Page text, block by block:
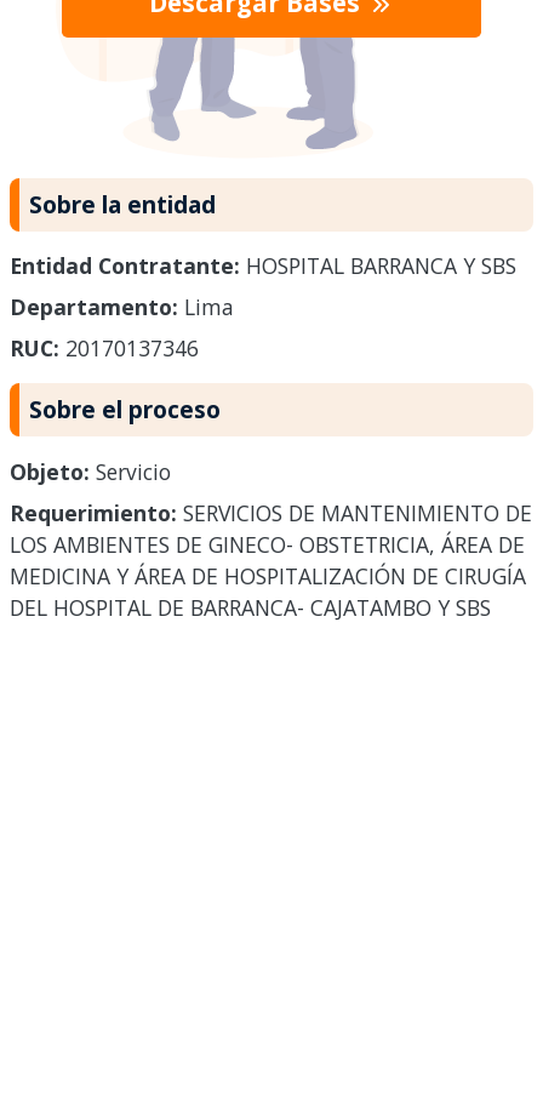
Sobre la entidad
Entidad Contratante: HOSPITAL BARRANCA Y SBS
Departamento: Lima
RUC: 20170137346
Sobre el proceso
Objeto: Servicio
Requerimiento: SERVICIOS DE MANTENIMIENTO DE
LOS AMBIENTES DE GINECO- OBSTETRICIA, ÁREA DE
MEDICINA Y ÁREA DE HOSPITALIZACIÓN DE CIRUGÍA
DEL HOSPITAL DE BARRANCA- CAJATAMBO Y SBS